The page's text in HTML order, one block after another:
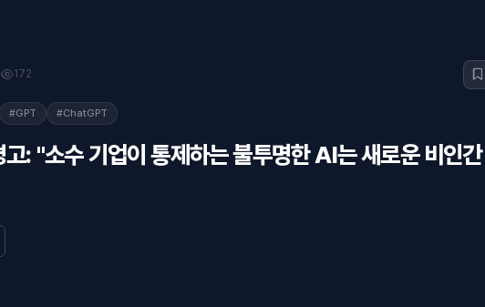
172
#GPT #ChatGPT
: "소수 기업이 통제하는 불투명한 AI는 새로운 비인간